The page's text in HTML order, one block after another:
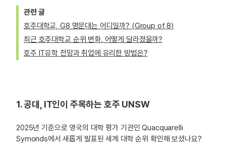
관련 글
호주대학교, G8 명문대는 어디일까? (Group of 8)
최근 호주대학교 순위 변화, 어떻게 달라졌을까?
호주 IT유학 전망과 취업에 유리한 방법은?
1. 공대, IT인이 주목하는 호주 UNSW
2025년 기준으로 영국의 대학 평가 기관인 Quacquarelli
Symonds에서 새롭게 발표된 세계 대학 순위 확인해 보셨나요?